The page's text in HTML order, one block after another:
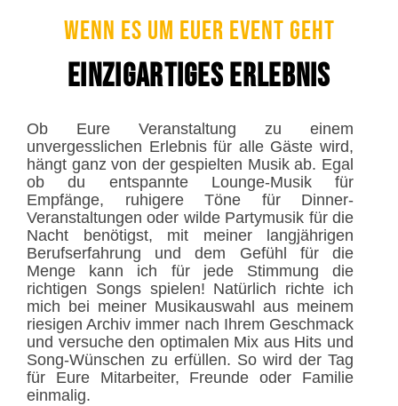
Wenn es um euer Event geht
Einzigartiges Erlebnis
Ob Eure Veranstaltung zu einem
unvergesslichen Erlebnis für alle Gäste wird,
hängt ganz von der gespielten Musik ab. Egal
ob du entspannte Lounge-Musik für
Empfänge, ruhigere Töne für Dinner-
Veranstaltungen oder wilde Partymusik für die
Nacht benötigst, mit meiner langjährigen
Berufserfahrung und dem Gefühl für die
Menge kann ich für jede Stimmung die
richtigen Songs spielen! Natürlich richte ich
mich bei meiner Musikauswahl aus meinem
riesigen Archiv immer nach Ihrem Geschmack
und versuche den optimalen Mix aus Hits und
Song-Wünschen zu erfüllen. So wird der Tag
für Eure Mitarbeiter, Freunde oder Familie
einmalig.